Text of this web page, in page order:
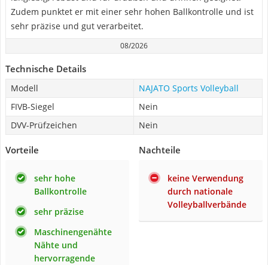
Zudem punktet er mit einer sehr hohen Ballkontrolle und ist
sehr präzise und gut verarbeitet.
08/2026
Technische Details
Modell
NAJATO Sports Volleyball
FIVB-Siegel
Nein
DVV-Prüfzeichen
Nein
Vorteile
sehr hohe
Ballkontrolle
sehr präzise
Maschinengenähte
Nähte und
hervorragende
Nachteile
keine Verwendung
durch nationale
Volleyballverbände